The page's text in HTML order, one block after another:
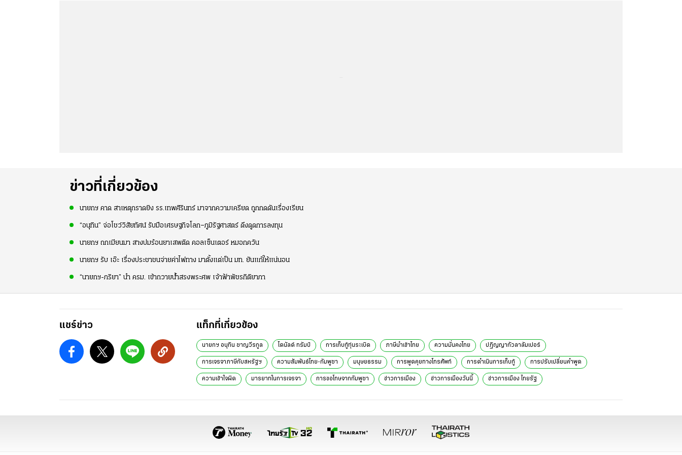
ข่าวที่เกี่ยวข้อง
นายกฯ คาด สาเหตุกราดยิง รร.เทพศิรินทร์ มาจากความเครียด ถูกกดดันเรื่องเรียน
“อนุทิน” จ่อโชว์วิสัยทัศน์ รับมือเศรษฐกิจโลก–ภูมิรัฐศาสตร์ ดึงดูดการลงทุน
นายกฯ ถกเมียนมา สางปมร้อนยาเสพติด คอลเซ็นเตอร์ หมอกควัน
นายกฯ รับ เอ๊ะ เรื่องประชาชนจ่ายค่าไฟทาง มาตั้งแต่เป็น มท. ยันแก้ให้แน่นอน
“นายกฯ-ภริยา” นำ ครม. เข้าถวายน้ำสรงพระศพ เจ้าฟ้าพัชรกิติยาภา
แชร์ข่าว แท็กที่เกี่ยวข้อง
นายกฯ อนุทิน ชาญวีรกูล โดนัลด์ ทรัมป์ การเก็บกู้ทุ่นระเบิด ภาษีนำเข้าไทย ความมั่นคงไทย ปฏิญญากัวลาลัมเปอร์
การเจรจาภาษีกับสหรัฐฯ ความสัมพันธ์ไทย-กัมพูชา มนุษยธรรม การพูดคุยทางโทรศัพท์ การดำเนินการเก็บกู้ การปรับเปลี่ยนคำพูด
ความเข้าใจผิด มารยาทในการเจรจา การขอโทษจากกัมพูชา ข่าวการเมือง ข่าวการเมืองวันนี้ ข่าวการเมือง ไทยรัฐ